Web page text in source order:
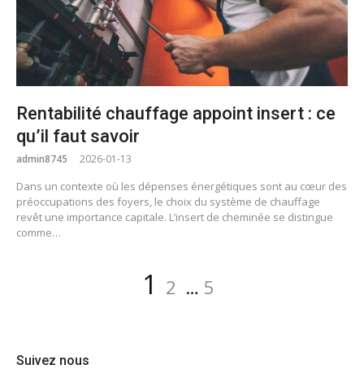
Rentabilité chauffage appoint insert : ce
qu’il faut savoir
admin8745 2026-01-13
Dans un contexte où les dépenses énergétiques sont au cœur des
préoccupations des foyers, le choix du système de chauffage
revêt une importance capitale. L’insert de cheminée se distingue
comme…
Page
1 Page
2 … Page
5
Suivez nous